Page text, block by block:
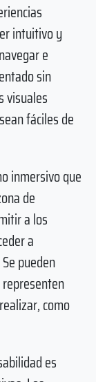
intuitivo y
e
sin
visuales
fáciles de
inmersivo que
de
a los
a
pueden
como
es